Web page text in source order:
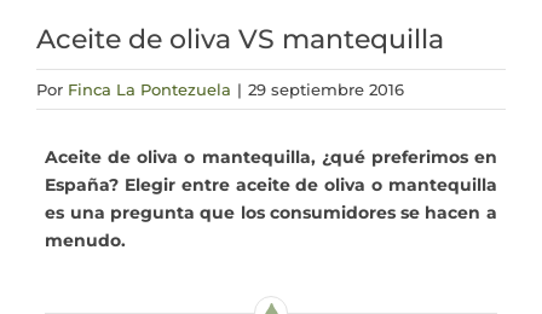
Mi cuenta
Aceite de oliva VS mantequilla
Por Finca La Pontezuela | 29 septiembre 2016
Aceite de oliva o mantequilla, ¿qué preferimos en
España? Elegir entre aceite de oliva o mantequilla
es una pregunta que los consumidores se hacen a
menudo.